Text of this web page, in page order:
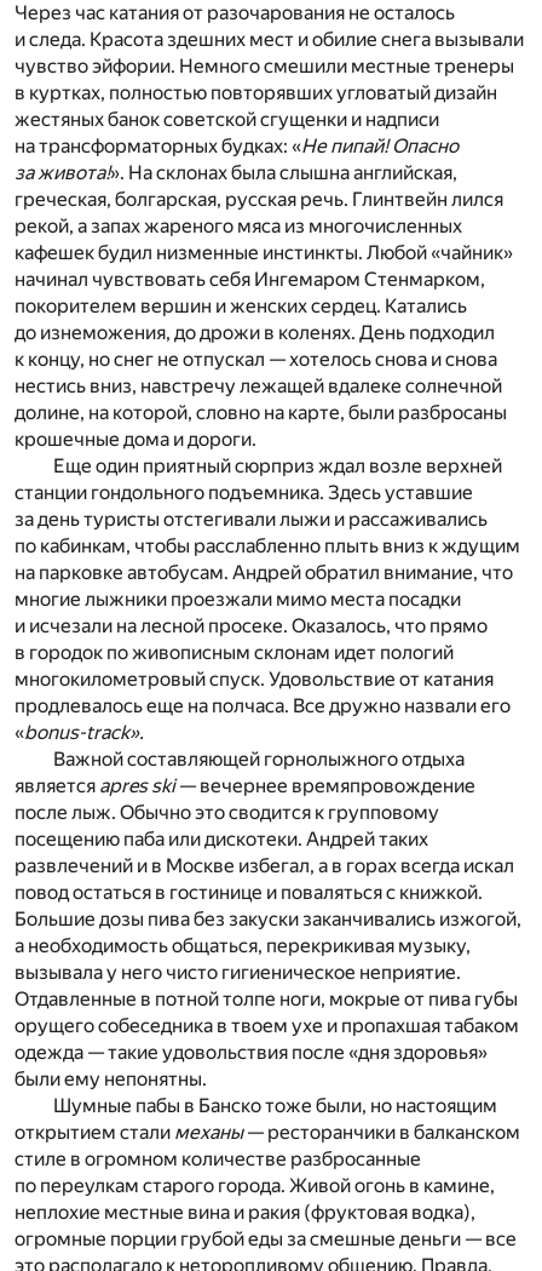
Через час катания от разочарования не осталось
и следа. Красота здешних мест и обилие снега вызывали
чувство эйфории. Немного смешили местные тренеры
в куртках, полностью повторявших угловатый дизайн
жестяных банок советской сгущенки и надписи
на трансформаторных будках: «Не пипай! Опасно
за живота!». На склонах была слышна английская,
греческая, болгарская, русская речь. Глинтвейн лился
рекой, а запах жареного мяса из многочисленных
кафешек будил низменные инстинкты. Любой «чайник»
начинал чувствовать себя Ингемаром Стенмарком,
покорителем вершин и женских сердец. Катались
до изнеможения, до дрожи в коленях. День подходил
к концу, но снег не отпускал — хотелось снова и снова
нестись вниз, навстречу лежащей вдалеке солнечной
долине, на которой, словно на карте, были разбросаны
крошечные дома и дороги.
Еще один приятный сюрприз ждал возле верхней
станции гондольного подъемника. Здесь уставшие
за день туристы отстегивали лыжи и рассаживались
по кабинкам, чтобы расслабленно плыть вниз к ждущим
на парковке автобусам. Андрей обратил внимание, что
многие лыжники проезжали мимо места посадки
и исчезали на лесной просеке. Оказалось, что прямо
в городок по живописным склонам идет пологий
многокилометровый спуск. Удовольствие от катания
продлевалось еще на полчаса. Все дружно назвали его
«bonus-track».
Важной составляющей горнолыжного отдыха
является apres ski— вечернее времяпровождение
после лыж. Обычно это сводится к групповому
посещению паба или дискотеки. Андрей таких
развлечений и в Москве избегал, а в горах всегда искал
повод остаться в гостинице и поваляться с книжкой.
Большие дозы пива без закуски заканчивались изжогой,
а необходимость общаться, перекрикивая музыку,
вызывала у него чисто гигиеническое неприятие.
Отдавленные в потной толпе ноги, мокрые от пива губы
орущего собеседника в твоем ухе и пропахшая табаком
одежда — такие удовольствия после «дня здоровья»
были ему непонятны.
Шумные пабы в Банско тоже были, но настоящим
открытием стали механы— ресторанчики в балканском
стиле в огромном количестве разбросанные
по переулкам старого города. Живой огонь в камине,
неплохие местные вина и ракия (фруктовая водка),
огромные порции грубой еды за смешные деньги — все
это располагало к неторопливому общению. Правда,